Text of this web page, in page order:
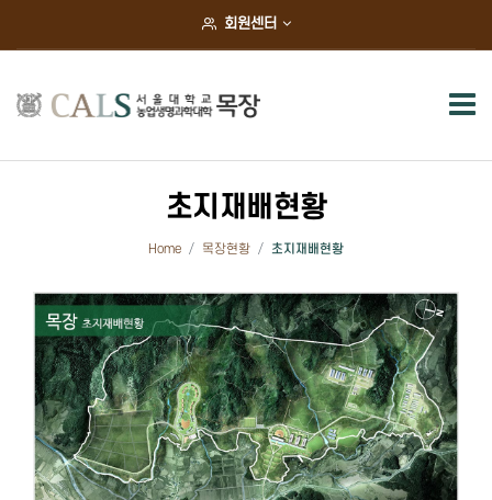
회원센터 ×
목장소개
목장장 인사말
오시는길
목장현황
동물사육현황
연구실습현황
초지재배현황
초지재배현황
Home 목장현황 초지재배현황